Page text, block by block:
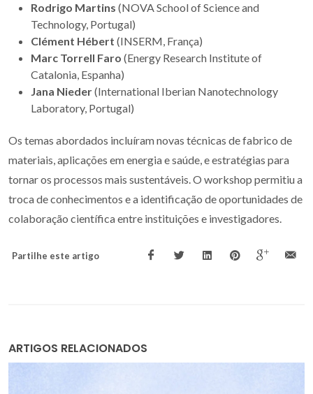
Rodrigo Martins (NOVA School of Science and
Technology, Portugal)
Clément Hébert (INSERM, França)
Marc Torrell Faro (Energy Research Institute of
Catalonia, Espanha)
Jana Nieder(International Iberian Nanotechnology
Laboratory, Portugal)
Os temas abordados incluíram novas técnicas de fabrico de
materiais, aplicações em energia e saúde, e estratégias para
tornar os processos mais sustentáveis. O workshop permitiu a
troca de conhecimentos e a identificação de oportunidades de
colaboração científica entre instituições e investigadores.
Partilhe este artigo
ARTIGOS RELACIONADOS